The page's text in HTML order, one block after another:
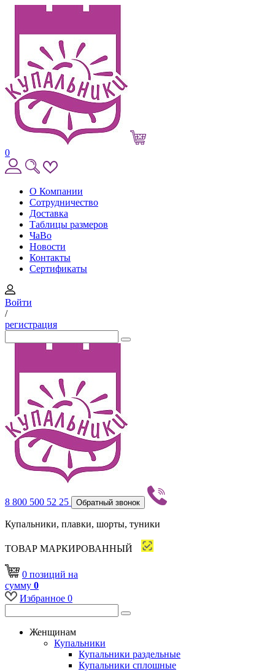
0
О Компании
Сотрудничество
Доставка
Таблицы размеров
ЧаВо
Новости
Контакты
Сертификаты
Войти
/
регистрация
8 800 500 52 25 Обратный звонок
Купальники, плавки, шорты, туники
ТОВАР МАРКИРОВАННЫЙ
0 позиций на
сумму 0
Избранное 0
Женщинам
Купальники
Купальники раздельные
Купальники сплошные